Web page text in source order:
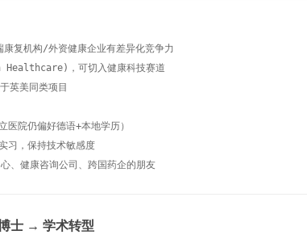
复机构/外资健康企业有差异化竞争力
Healthcare)，可切入健康科技赛道
英美同类项目
院仍偏好德语+本地学历）
习，保持技术敏感度
、健康咨询公司、跨国药企的朋友
士 → 学术转型